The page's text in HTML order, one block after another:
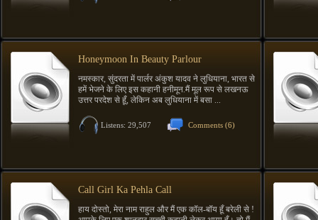
Honeymoon In Beauty Parlour
नमस्कार, सुंदरता में पार्लर अंकुश यादव ने लुधियाना, भारत से
हमें भेजने के लिए इस कहानी हनीमून.मैं मूल रूप से लखनऊ
उत्तर परदेश से हूँ, लेकिन अब लुधियाना में बसा ...
Listens: 29,507 Comments (6)
Call Girl Ka Pehla Call
हाय दोस्तो, मेरा नाम राहुल और मैं एक कॉल-बॉय हूँ बरेली से !